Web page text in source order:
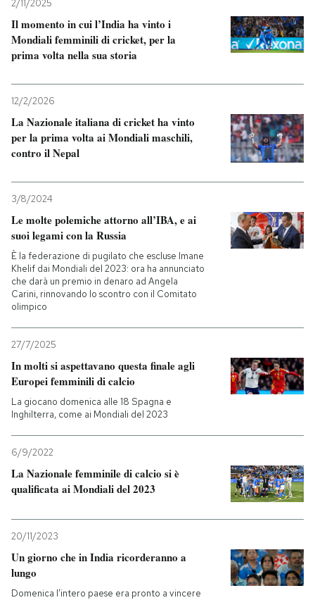
2/11/2025
Il momento in cui l’India ha vinto i
Mondiali femminili di cricket, per la
prima volta nella sua storia
12/2/2026
La Nazionale italiana di cricket ha vinto
per la prima volta ai Mondiali maschili,
contro il Nepal
3/8/2024
Le molte polemiche attorno all’IBA, e ai
suoi legami con la Russia
È la federazione di pugilato che escluse Imane
Khelif dai Mondiali del 2023: ora ha annunciato
che darà un premio in denaro ad Angela
Carini, rinnovando lo scontro con il Comitato
olimpico
27/7/2025
In molti si aspettavano questa finale agli
Europei femminili di calcio
La giocano domenica alle 18 Spagna e
Inghilterra, come ai Mondiali del 2023
6/9/2022
La Nazionale femminile di calcio si è
qualificata ai Mondiali del 2023
20/11/2023
Un giorno che in India ricorderanno a
lungo
Domenica l’intero paese era pronto a vincere